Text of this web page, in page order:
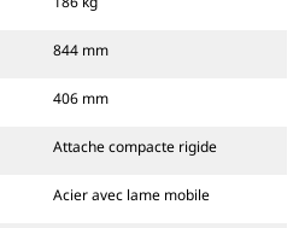
844 mm
406 mm
Attache compacte rigide
Acier avec lame mobile